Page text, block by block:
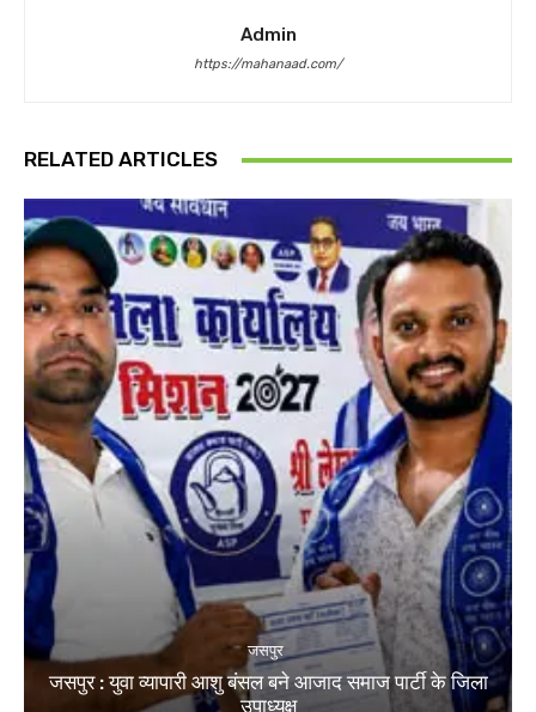
Admin
https://mahanaad.com/
RELATED ARTICLES
जसपुर
जसपुर : युवा व्यापारी आशु बंसल बने आजाद समाज पार्टी के जिला
उपाध्यक्ष